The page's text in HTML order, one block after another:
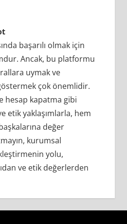
başarılı olmak için
Ancak, bu platformu
uymak ve
çok önemlidir.
hesap kapatma gibi
etik yaklaşımlarla, hem
değer
kurumsal
yolu,
ve etik değerlerden